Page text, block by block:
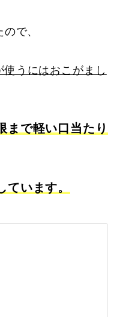
で、
使うにはおこがまし
まで軽い口当たり
います。